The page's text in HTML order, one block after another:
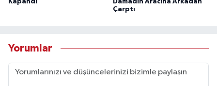
Kapandı
Damadın Aracına Arkadan
Çarptı
Yorumlar